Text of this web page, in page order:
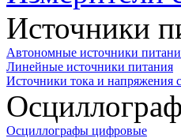
Источники
Автономные источники
Линейные источники питания
Источники тока и
Осциллографы цифровые